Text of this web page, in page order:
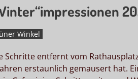
Winkel
Schritte entfernt vom
erstaunlich gemausert hat.